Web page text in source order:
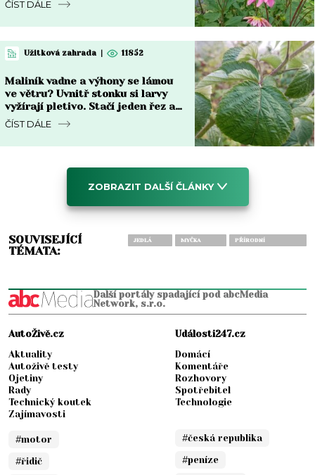
ČÍST DÁLE
Užitková zahrada | 11852
Maliník vadne a výhony se lámou
ve větru? Uvnitř stonku si larvy
vyžírají pletivo. Stačí jeden řez a
česnek
ČÍST DÁLE
ZOBRAZIT DALŠÍ ČLÁNKY
SOUVISEJÍCÍ
TÉMATA:
JEDLÁ
MYČKA
PŘÍRODNÍ
Další portály spadající pod abcMedia
Network, s.r.o.
AutoŽivě.cz
Aktuality
Autoživě testy
Ojetiny
Rady
Technický koutek
Zajímavosti
#motor
#řidič
Události247.cz
Domácí
Komentáře
Rozhovory
Spotřebitel
Technologie
#česká republika
#peníze